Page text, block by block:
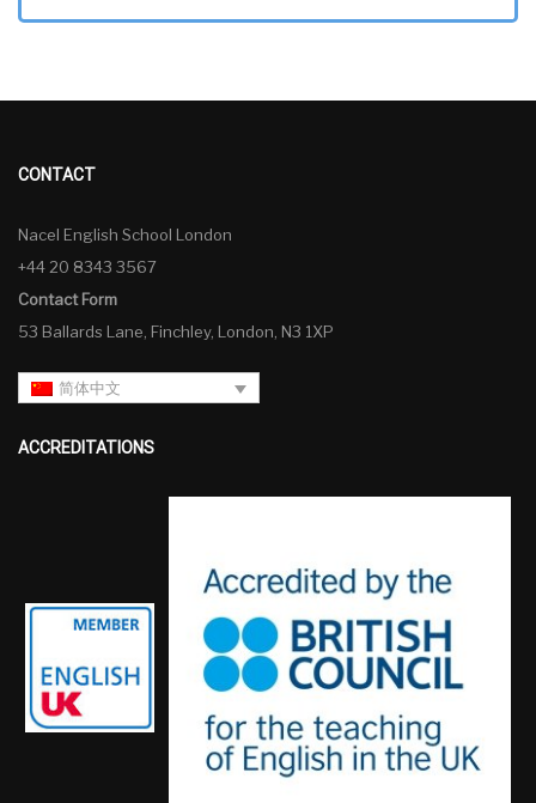
CONTACT
Nacel English School London
+44 20 8343 3567
Contact Form
53 Ballards Lane, Finchley, London, N3 1XP
简体中文
ACCREDITATIONS